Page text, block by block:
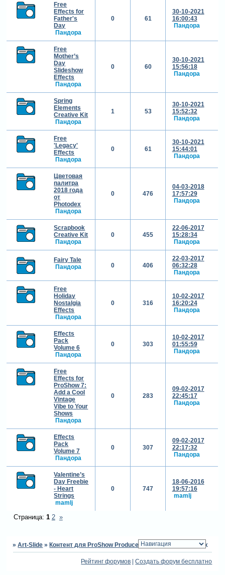
Free
Effects for
Father's
Day
Пандора
0 61
30-10-2021
16:00:43
Пандора
Free
Mother’s
Day
Slideshow
Effects
Пандора
0 60
30-10-2021
15:56:18
Пандора
Spring
Elements
Creative Kit
Пандора
1 53
30-10-2021
15:52:32
Пандора
Free
'Legacy'
Effects
Пандора
0 61
30-10-2021
15:44:01
Пандора
Цветовая
палитра
2018 года
от
Photodex
Пандора
0 476
04-03-2018
17:57:29
Пандора
Scrapbook
Creative Kit
Пандора
0 455
22-06-2017
15:28:34
Пандора
Fairy Tale
Пандора
0 406
22-03-2017
06:32:28
Пандора
Free
Holiday
Nostalgia
Effects
Пандора
0 316
10-02-2017
16:20:24
Пандора
Effects
Pack
Volume 6
Пандора
0 303
10-02-2017
01:55:59
Пандора
Free
Effects for
ProShow 7:
Add a Cool
Vintage
Vibe to Your
Shows
Пандора
0 283
09-02-2017
22:45:17
Пандора
Effects
Pack
Volume 7
Пандора
0 307
09-02-2017
22:17:32
Пандора
Valentine’s
Day Freebie
- Heart
Strings
mamlj
0 747
18-06-2016
19:57:16
mamlj
Страница: 1 2 »
»Art-Slide »Контент для ProShow Producer »Контент от Photodex
Рейтинг форумов |Создать форум бесплатно